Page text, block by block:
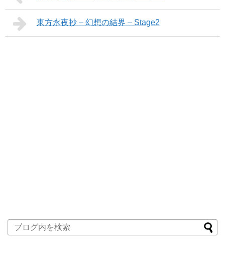
東方永夜抄 – 幻想の結界 – Stage2